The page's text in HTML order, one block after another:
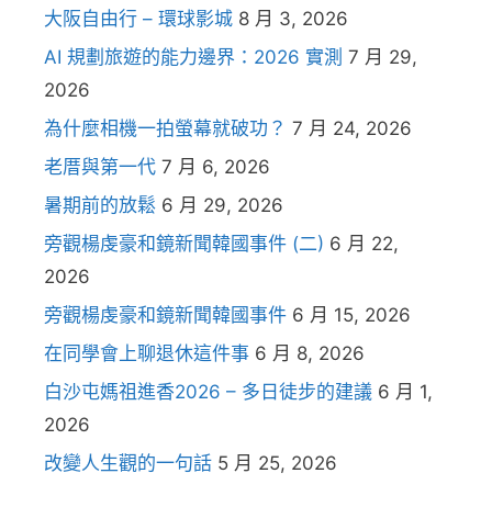
大阪自由行 – 環球影城 8 月 3, 2026
AI 規劃旅遊的能力邊界：2026 實測 7 月 29,
2026
為什麼相機一拍螢幕就破功？ 7 月 24, 2026
老厝與第一代 7 月 6, 2026
暑期前的放鬆 6 月 29, 2026
旁觀楊虔豪和鏡新聞韓國事件 (二) 6 月 22,
2026
旁觀楊虔豪和鏡新聞韓國事件 6 月 15, 2026
在同學會上聊退休這件事 6 月 8, 2026
白沙屯媽祖進香2026 – 多日徒步的建議 6 月 1,
2026
改變人生觀的一句話 5 月 25, 2026